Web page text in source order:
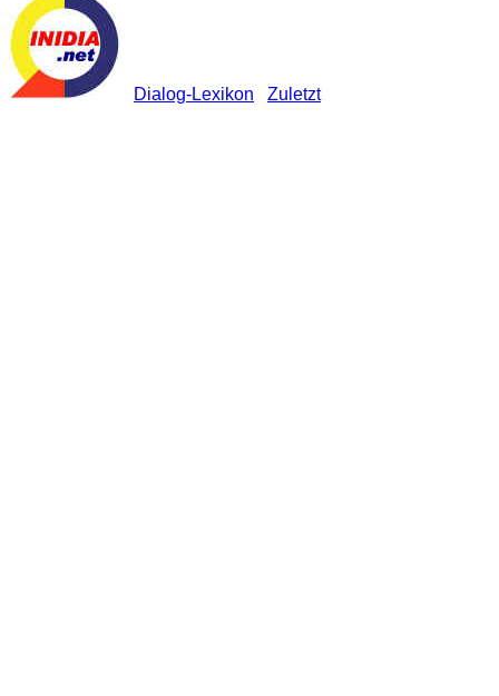
Dialog-Lexikon Zuletzt